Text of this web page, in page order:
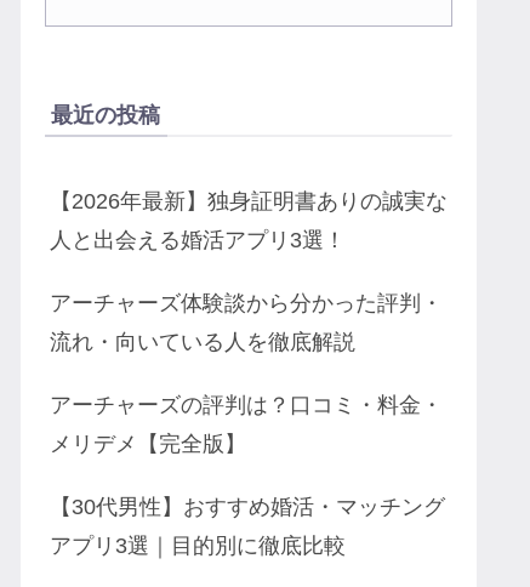
最近の投稿
【2026年最新】独身証明書ありの誠実な
人と出会える婚活アプリ3選！
アーチャーズ体験談から分かった評判・
流れ・向いている人を徹底解説
アーチャーズの評判は？口コミ・料金・
メリデメ【完全版】
【30代男性】おすすめ婚活・マッチング
アプリ3選｜目的別に徹底比較